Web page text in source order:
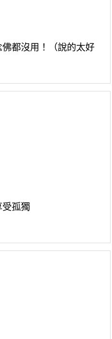
都沒用！（說的太好
孤獨